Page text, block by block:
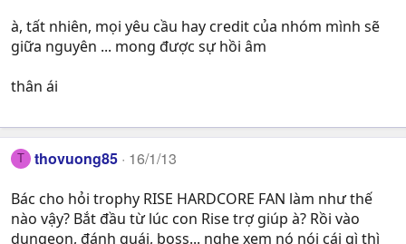
à, tất nhiên, mọi yêu cầu hay credit của nhóm mình sẽ
giữa nguyên ... mong được sự hồi âm
thân ái
T thovuong85 16/1/13
Bác cho hỏi trophy RISE HARDCORE FAN làm như thế
nào vậy? Bắt đầu từ lúc con Rise trợ giúp à? Rồi vào
dungeon, đánh quái, boss... nghe xem nó nói cái gì thì